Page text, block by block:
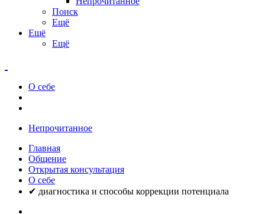
Поиск
Ещё
Ещё
Ещё
О себе
Непрочитанное
Главная
Общение
Открытая консультация
О себе
✔ диагностика и способы коррекции потенциала